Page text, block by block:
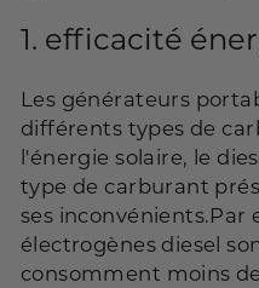
1. efficacité
Les générateurs
différents types de
l'énergie solaire, le
type de carburant
ses inconvénients.Par
électrogènes diesel
consomment moins